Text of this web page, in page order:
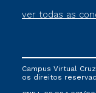
ver todas as
Campus Virtual
os direitos